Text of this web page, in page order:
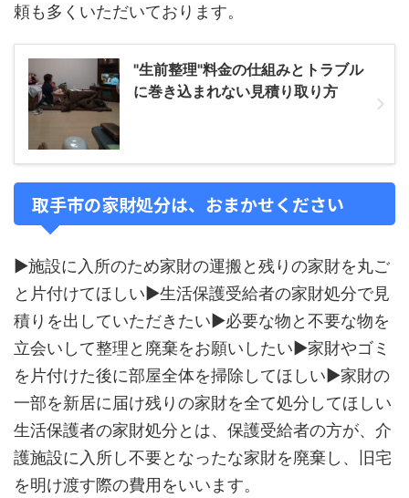
頼も多くいただいております。
"生前整理"料金の仕組みとトラブル
に巻き込まれない見積り取り方
取手市の家財処分は、おまかせください
▶施設に入所のため家財の運搬と残りの家財を丸ご
と片付けてほしい▶生活保護受給者の家財処分で見
積りを出していただきたい▶必要な物と不要な物を
立会いして整理と廃棄をお願いしたい▶家財やゴミ
を片付けた後に部屋全体を掃除してほしい▶家財の
一部を新居に届け残りの家財を全て処分してほしい
生活保護者の家財処分とは、保護受給者の方が、介
護施設に入所し不要となったな家財を廃棄し、旧宅
を明け渡す際の費用をいいます。